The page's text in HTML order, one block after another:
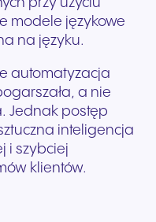
modele językowe
na języku.
automatyzacja
a nie
Jednak postęp
inteligencja
i szybciej
klientów.